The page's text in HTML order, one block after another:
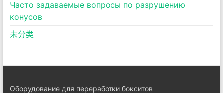
Часто задаваемые вопросы по разрушению
конусов
未分类
Оборудование для переработки бокситов